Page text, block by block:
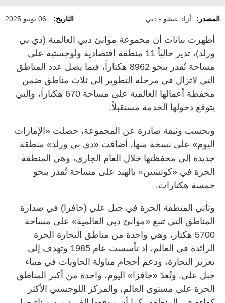
المصدر: أزاد عيشو - دبي التاريخ: 06 يونيو 2025
أظهرت بيانات أن مجموعة موانئ دبي العالمية (دي بي
ورلد)، تدير حالياً 11 منطقة اقتصادية ولوجستية على
مساحة تُقدر بنحو 8962 هكتاراً، فيما يصل عدد المناطق
التي لاتزال في مرحلة التطوير إلى ثلاث مناطق ضمن
محفظة أعمالها العالمية على مساحة 670 هكتاراً، والتي
يتوقع دخولها الخدمة مستقبلاً.
وبحسب وثيقة صادرة عن المجموعة، حصلت «الإمارات
اليوم» على نسخة منها، أضافت «دي بي ورلد» منطقة
جديدة إلى محفظتها خلال العام الجاري، وهي المنطقة
الحرة في «كوتشين» بالهند على مساحة تُقدر بنحو
خمسة هكتارات.
وتأتي المنطقة الحرة في جبل علي (جافزا) في صدارة
المناطق التي تتبع «موانئ دبي العالمية» على مساحة
5700 هكتار، وهي واحدة من مناطق التجارة الحرة
الرائدة في العالم، إذ تأسست عام 1985 وتهدف إلى
تعزيز التجارة، ودعم أحجام مناولة الحاويات في ميناء
جبل علي. وتُعدّ «جافزا» اليوم، واحدة من أكبر المناطق
الحرة على مستوى العالم، والمركز اللوجستي الأكثر